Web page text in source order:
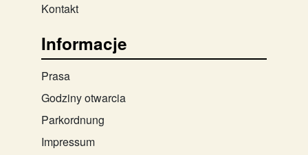
Kontakt
Informacje
Prasa
Godziny otwarcia
Parkordnung
Impressum